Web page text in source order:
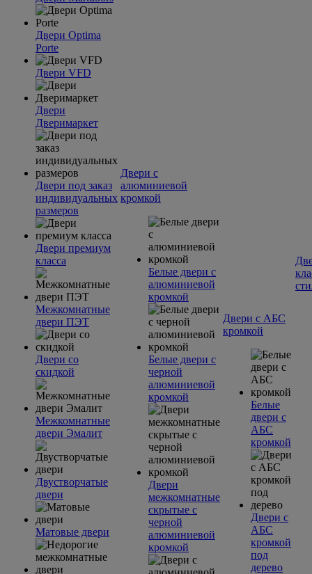
Двери Optima
Porte
Двери VFD
Двери
Дверимаркет
Двери под заказ
индивидуальных
размеров
Двери премиум
класса
Межкомнатные
двери ПЭТ
Двери со
скидкой
Межкомнатные
двери Эмалит
Двустворчатые
двери
Матовые двери
Двери с
алюминиевой
кромкой
Белые двери с
алюминиевой
кромкой
Белые двери с
черной
алюминиевой
кромкой
Двери
межкомнатные
скрытые с
черной
алюминиевой
кромкой
Двери с АБС
кромкой
Белые
двери с
АБС
кромкой
Двери с
АБС
кромкой
под
дерево